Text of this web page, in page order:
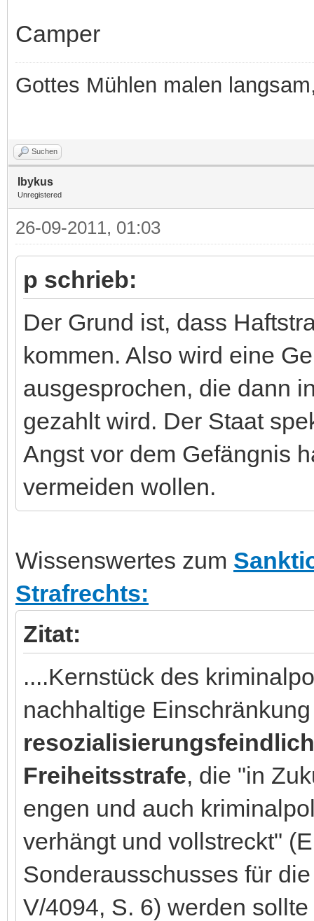
Camper
Gottes Mühlen malen
Suchen
Ibykus
Unregistered
26-09-2011, 01:03
p schrieb:
Der Grund ist, dass
kommen. Also wird eine
ausgesprochen, die dann
gezahlt wird. Der Staat
Angst vor dem Gefängnis
vermeiden wollen.
Wissenswertes zum
Strafrechts:
Zitat:
....Kernstück des
nachhaltige
Freiheitsstrafe, die "in
engen und auch
verhängt und vollstreckt"
Sonderausschusses für
V/4094, S. 6) werden sollte